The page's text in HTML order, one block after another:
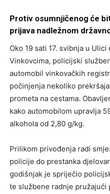
Protiv osumnjičenog će
prijava nadležnom
Oko 19 sati 17. svibnja u
Vinkovcima, policijski
automobil vinkovačkih
počinjenja nekoliko
prometa na cestama.
kako automobilom upravlja
alkohola od 2,80 g/kg.
Prilikom privođenja radi
policije do prestanka
godišnjak je spriječio
te službene radnje pružajući